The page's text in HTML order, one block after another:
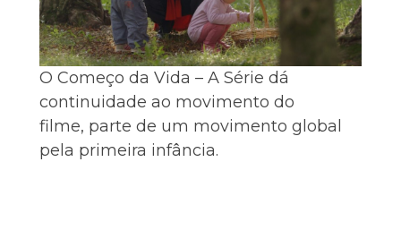
O Começo da Vida – A Série dá
continuidade ao movimento do
filme, parte de um movimento global
pela primeira infância.